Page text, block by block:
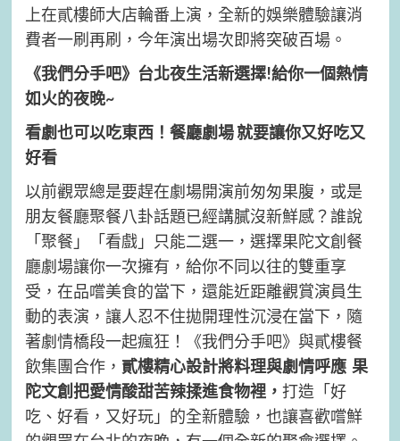
上在貳樓師大店輪番上演，全新的娛樂體驗讓消
費者一刷再刷，今年演出場次即將突破百場。
《我們分手吧》台北夜生活新選擇!給你一個熱情
如火的夜晚~
看劇也可以吃東西！餐廳劇場 就要讓你又好吃又
好看
以前觀眾總是要趕在劇場開演前匆匆果腹，或是
朋友餐廳聚餐八卦話題已經講膩沒新鮮感？誰說
「聚餐」「看戲」只能二選一，選擇果陀文創餐
廳劇場讓你一次擁有，給你不同以往的雙重享
受，在品嚐美食的當下，還能近距離觀賞演員生
動的表演，讓人忍不住拋開理性沉浸在當下，隨
著劇情橋段一起瘋狂！《我們分手吧》與貳樓餐
飲集團合作， 貳樓精心設計將料理與劇情呼應 果
陀文創把愛情酸甜苦辣揉進食物裡， 打造「好
吃、好看，又好玩」的全新體驗，也讓喜歡嚐鮮